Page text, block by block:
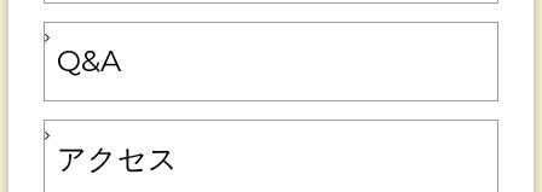
Q&A
アクセス